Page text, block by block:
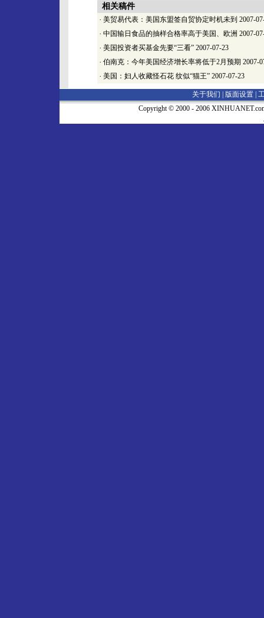
相关稿件
· 美贸易代表：美国东盟签自贸协定时机未到 2007-
· 中国输日食品的抽样合格率高于美国、欧洲 2007-
· 美国投资者买基金先要“三看” 2007-07-23
· 伯南克：今年美国经济增长率将低于2月预期 2007-
· 美国：妇人收藏怪石花 纹似“猫王” 2007-07-23
关于我们 | 版面设置
Copyright © 2000 - 2006